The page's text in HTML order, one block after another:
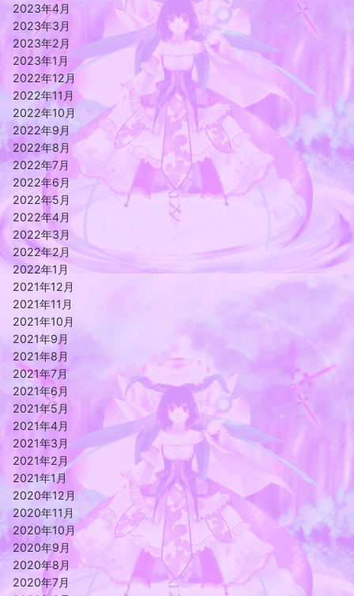
2023年4月
2023年3月
2023年2月
2023年1月
2022年12月
2022年11月
2022年10月
2022年9月
2022年8月
2022年7月
2022年6月
2022年5月
2022年4月
2022年3月
2022年2月
2022年1月
2021年12月
2021年11月
2021年10月
2021年9月
2021年8月
2021年7月
2021年6月
2021年5月
2021年4月
2021年3月
2021年2月
2021年1月
2020年12月
2020年11月
2020年10月
2020年9月
2020年8月
2020年7月